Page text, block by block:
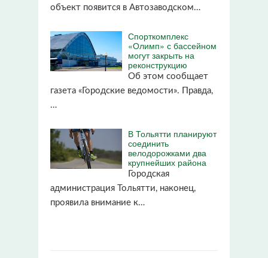
объект появится в Автозаводском…
Спорткомплекс
«Олимп» с бассейном
могут закрыть на
реконструкцию
Об этом сообщает
газета «Городские ведомости». Правда,
…
В Тольятти планируют
соединить
велодорожками два
крупнейших района
Городская
администрация Тольятти, наконец,
проявила внимание к…